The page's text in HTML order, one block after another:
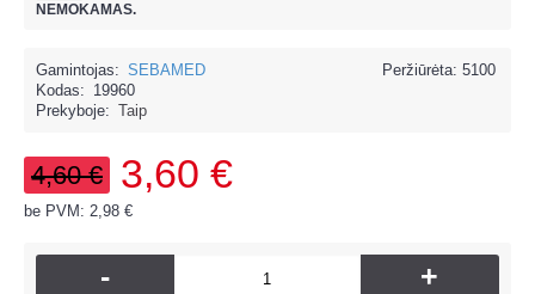
NEMOKAMAS.
Peržiūrėta: 5100
Gamintojas: SEBAMED
Kodas: 19960
Prekyboje: Taip
4,60 € 3,60 €
be PVM: 2,98 €
- +